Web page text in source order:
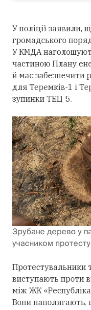
У поліції заявили,
громадського
У КМДА
частиною Плану
й має забезпечити
для Теремків-1 і
зупинки ТЕЦ-5.
Зрубане дерево у
учасником протесту
Протестувальники
виступають проти
між ЖК
Вони наполягають,